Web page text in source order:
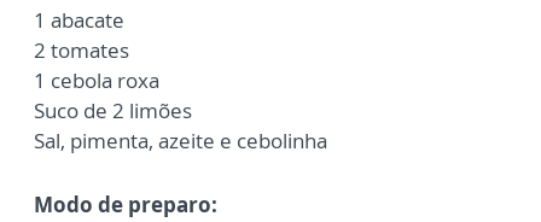
1 abacate
2 tomates
1 cebola roxa
Suco de 2 limões
Sal, pimenta, azeite e cebolinha
Modo de preparo: